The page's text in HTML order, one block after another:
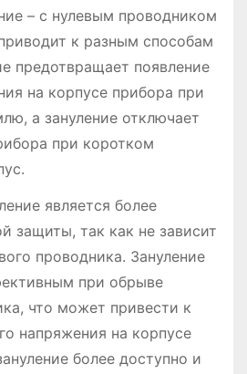
– с нулевым проводником
к разным способам
предотвращает появление
на корпусе прибора при
а зануление отключает
при коротком
является более
защиты, так как не зависит
проводника. Зануление
при обрыве
что может привести к
напряжения на корпусе
более доступно и